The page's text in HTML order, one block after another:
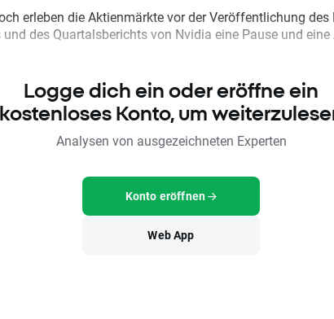
erleben die Aktienmärkte vor der Veröffentlichung des
des Quartalsberichts von Nvidia eine Pause und
Logge dich ein oder eröffne ein
kostenloses Konto, um
Analysen von ausgezeichneten Experten
Konto eröffnen
Web App